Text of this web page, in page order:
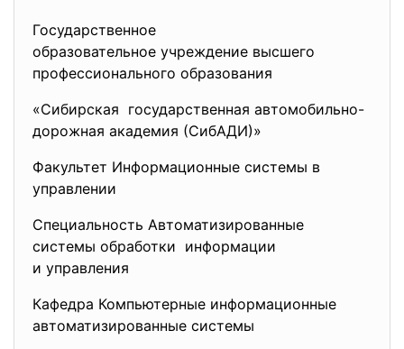
Государственное
образовательное учреждение высшего
профессионального образования
«Сибирская государственная автомобильно-
дорожная академия (СибАДИ)»
Факультет Информационные системы в
управлении
Специальность Автоматизированные
системы обработки информации
и управления
Кафедра Компьютерные информационные
автоматизированные системы